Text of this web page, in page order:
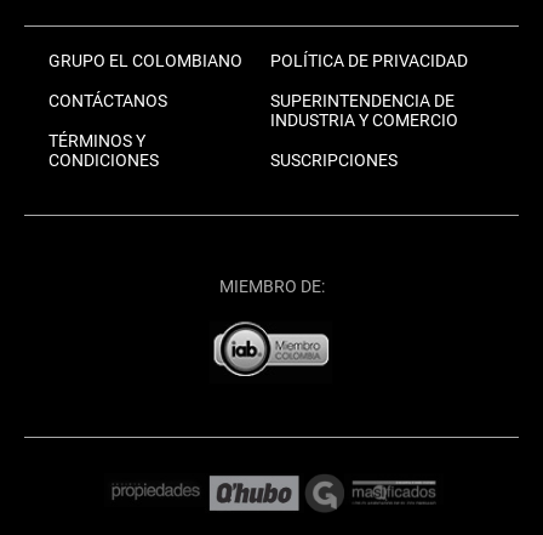
GRUPO EL COLOMBIANO
CONTÁCTANOS
TÉRMINOS Y
CONDICIONES
POLÍTICA DE PRIVACIDAD
SUPERINTENDENCIA DE
INDUSTRIA Y COMERCIO
SUSCRIPCIONES
MIEMBRO DE: